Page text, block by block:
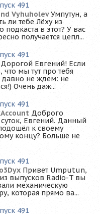
491
Vyhuholev Умпутун, а
ли тебе Лёху из
подкаста в этот? У вас
получается цепл...
491
Дорогой Евгений! Если
что мы тут про тебя
давно не ждем: не
Очень даж...
491
Доброго
Евгений. Данный
к своему
концу? Больше не
491
Привет Umputun,
выпусков Radio-T вы
механическую
которая прямо ва...
491